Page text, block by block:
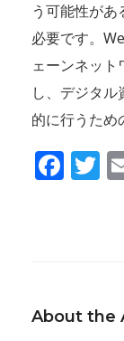
う可能性が
必要です。
ェーンネッ
し、デジタ
的に行うため
About the